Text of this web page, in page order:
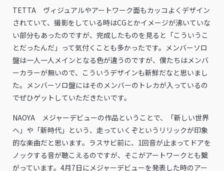
TETTA ヴィジュアルやアートワーク面もカッコよくデザイン
されていて、撮影をしている時はCGとかイメージが沸いていな
い部分もあったのですが、完成したものを見ると「こういうこ
とだったんだ」って気付くことも多かったです。メンバーソロ
盤は一人一人メインとなる色が違うのですが、僕たちはメンバ
ーカラーが無いので、こういうデザインも新鮮だなと思いまし
た。メンバーソロ盤にはそのメンバーのトレカが入っているの
でぜひゲットしていただきたいです。
NAOYA メジャーデビューの作品ということで、「新しい世界
へ」や「新時代」という、走っていくぞというリリックが印象
的な楽曲だと思います。ラスサビ前に、1回音が止まってドアを
ノックする音が聴こえるのですが、そこがアートワークとも繋
がっています。4月7日にメジャーデビューを発表した時のアー